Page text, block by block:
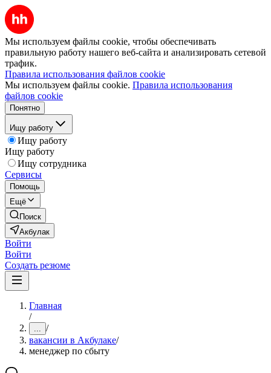
Мы используем файлы cookie, чтобы обеспечивать
правильную работу нашего веб-сайта и анализировать сетевой
трафик.
Правила использования файлов cookie
Мы используем файлы cookie. Правила использования
файлов cookie
Понятно
Ищу работу
Ищу работу
Ищу работу
Ищу сотрудника
Сервисы
Помощь
Ещё
Поиск
Акбулак
Войти
Войти
Создать резюме
Главная
/
... /
вакансии в Акбулаке/
менеджер по сбыту